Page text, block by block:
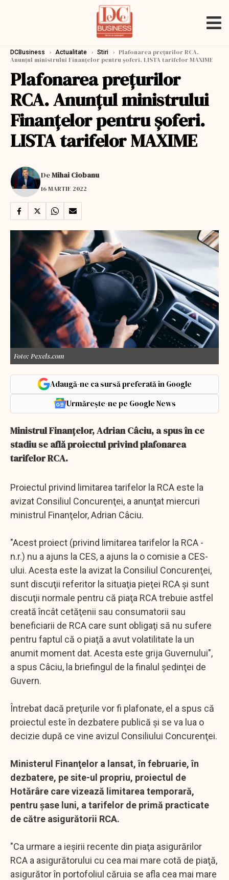
DCBusiness › Actualitate › Stiri › Plafonarea preţurilor RCA.
Anunţul ministrului Finanţelor pentru şoferi. LISTA tarifelor MAXIME
Plafonarea preţurilor
RCA. Anunţul ministrului
Finanţelor pentru şoferi.
LISTA tarifelor MAXIME
DeMihai Ciobanu
16 MARTIE 2022
Foto: Pexels.com
Adaugă-ne ca sursă preferată în Google
Urmărește-ne pe Google News
Ministrul Finanţelor, Adrian Câciu, a spus în ce
stadiu se află proiectul privind plafonarea
tarifelor RCA.
Proiectul privind limitarea tarifelor la RCA este la
avizat Consiliul Concurenţei, a anunţat miercuri
ministrul Finanţelor, Adrian Câciu.
"Acest proiect (privind limitarea tarifelor la RCA -
n.r.) nu a ajuns la CES, a ajuns la o comisie a CES-
ului. Acesta este la avizat la Consiliul Concurenţei,
sunt discuţii referitor la situaţia pieţei RCA şi sunt
discuţii normale pentru că piaţa RCA trebuie astfel
creată încât cetăţenii sau consumatorii sau
beneficiarii de RCA care sunt obligaţi să nu sufere
pentru faptul că o piaţă a avut volatilitate la un
anumit moment dat. Acesta este grija Guvernului",
a spus Câciu, la briefingul de la finalul şedinţei de
Guvern.
Întrebat dacă preţurile vor fi plafonate, el a spus că
proiectul este în dezbatere publică şi se va lua o
decizie după ce vine avizul Consiliului Concurenţei.
Ministerul Finanţelor a lansat, în februarie, în
dezbatere, pe site-ul propriu, proiectul de
Hotărâre care vizează limitarea temporară,
pentru şase luni, a tarifelor de primă practicate
de către asigurătorii RCA.
"Ca urmare a ieşirii recente din piaţa asigurărilor
RCA a asigurătorului cu cea mai mare cotă de piaţă,
asigurător în portofoliul căruia se afla cea mai mare